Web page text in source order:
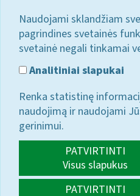
Naudojami sklandžiam
pagrindines svetainės
svetainė negali tinkamai
Analitiniai slapukai
Renka statistinę
naudojimą ir naudojami
gerinimui.
PATVIRTINTI
Visus slapukus
PATVIRTINTI